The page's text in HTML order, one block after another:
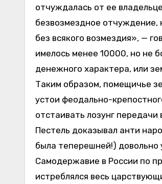
отчуждалась от ее
безвозмездное отчуждение,
без всякого возмездия», —
имелось менее 10000, но не
денежного характера, или
Таким образом, помещичье
устои феодально-
отстаивать лозунг передачи
Пестель доказывал анти
была теперешней!) довольно
Самодержавие в России по
истреблялся весь